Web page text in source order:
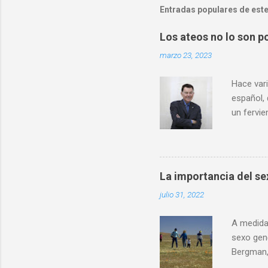
Entradas populares de
Los ateos no lo son
marzo 23, 2023
Hace
español,
un
hablar
La importancia del
julio 31, 2022
A
sexo